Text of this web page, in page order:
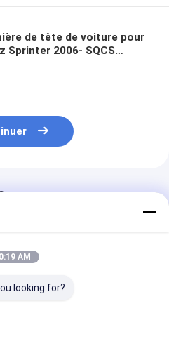
de tête de voiture pour
Sprinter 2006- SQCS
AM
looking for?